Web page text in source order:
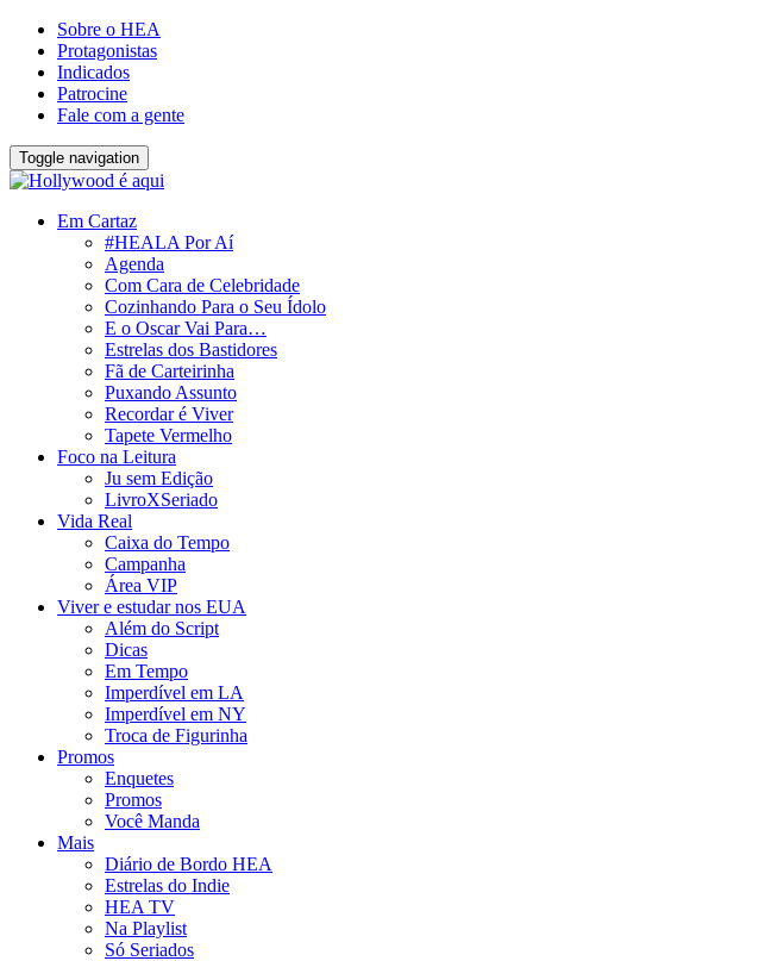
Sobre o HEA
Protagonistas
Indicados
Patrocine
Fale com a gente
Toggle navigation
Em Cartaz
#HEALA Por Aí
Agenda
Com Cara de Celebridade
Cozinhando Para o Seu Ídolo
E o Oscar Vai Para…
Estrelas dos Bastidores
Fã de Carteirinha
Puxando Assunto
Recordar é Viver
Tapete Vermelho
Foco na Leitura
Ju sem Edição
LivroXSeriado
Vida Real
Caixa do Tempo
Campanha
Área VIP
Viver e estudar nos EUA
Além do Script
Dicas
Em Tempo
Imperdível em LA
Imperdível em NY
Troca de Figurinha
Promos
Enquetes
Promos
Você Manda
Mais
Diário de Bordo HEA
Estrelas do Indie
HEA TV
Na Playlist
Só Seriados